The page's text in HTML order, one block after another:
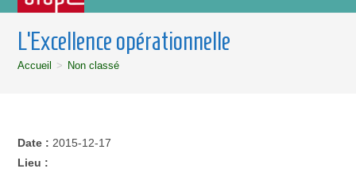
L’Excellence opérationnelle
Accueil > Non classé
Date : 2015-12-17
Lieu :